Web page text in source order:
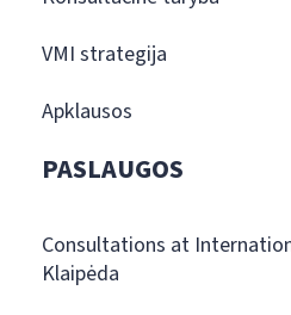
VMI strategija
Apklausos
PASLAUGOS
Consultations at
Klaipėda